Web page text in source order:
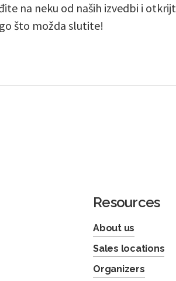
na neku od naših izvedbi i
što možda slutite!
Resources
About us
Sales locations
Organizers